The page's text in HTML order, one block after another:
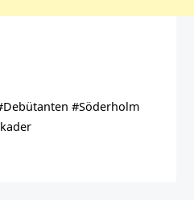
#Söderholm